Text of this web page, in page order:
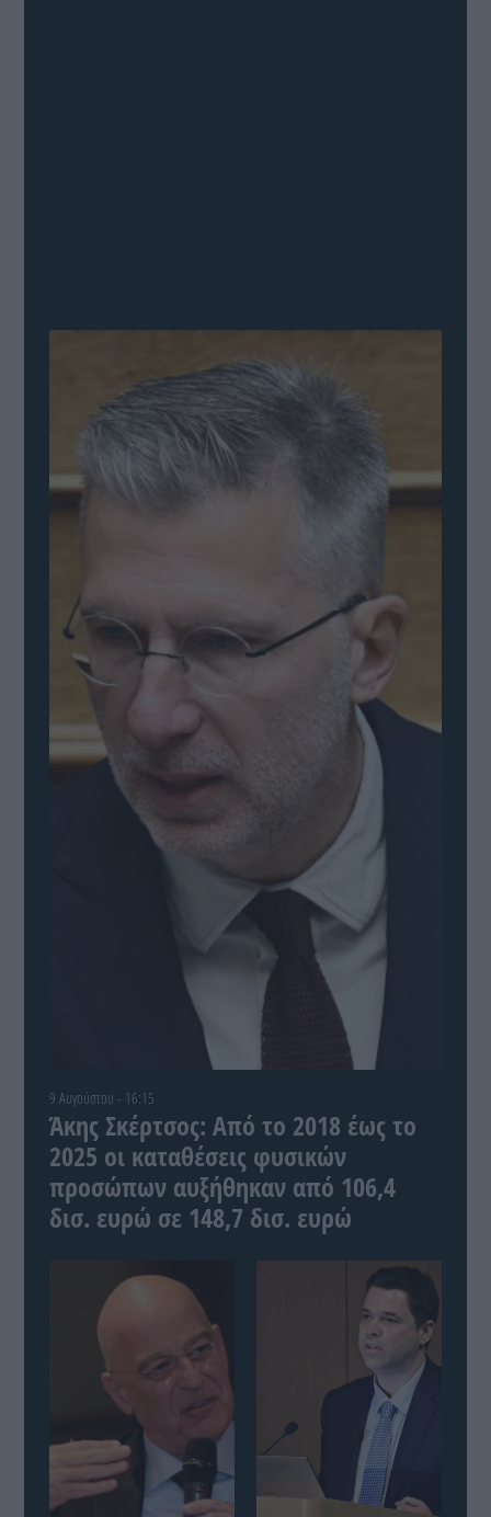
9 Αυγούστου - 16:15
Άκης Σκέρτσος: Από το 2018 έως το
2025 οι καταθέσεις φυσικών
προσώπων αυξήθηκαν από 106,4
δισ. ευρώ σε 148,7 δισ. ευρώ